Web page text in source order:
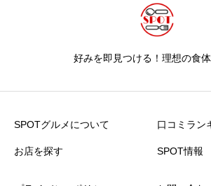
好みを即見つける！理想の食体
SPOTグルメについて
お店を探す
口コミラン
SPOT情報